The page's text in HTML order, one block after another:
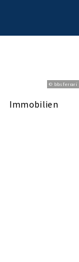
© bbsferrari
Immobilien